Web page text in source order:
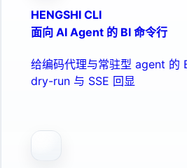
HENGSHI CLI
面向 AI Agent 的 BI 命令行
给编码代理与常驻型 agent 的
dry-run 与 SSE 回显